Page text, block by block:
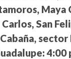
Maya
San
sector
4:00